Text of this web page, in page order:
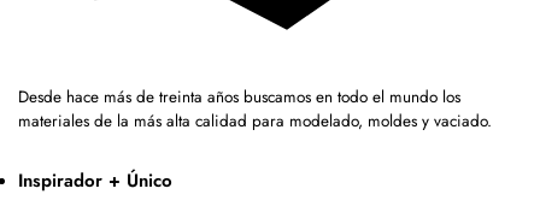
Desde hace más de treinta años buscamos en todo el mundo los
materiales de la más alta calidad para modelado, moldes y vaciado.
Inspirador + Único